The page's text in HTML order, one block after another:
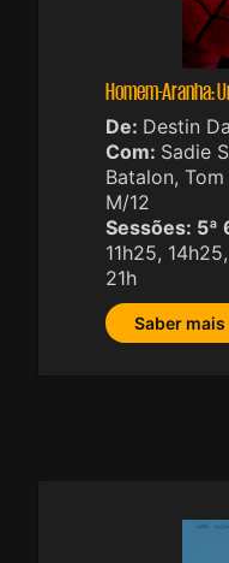
Homem-Aranha:
De: Destin
Com: Sadie
Batalon,
M/12
Sessões: 5ª
11h25,
21h
Saber mais